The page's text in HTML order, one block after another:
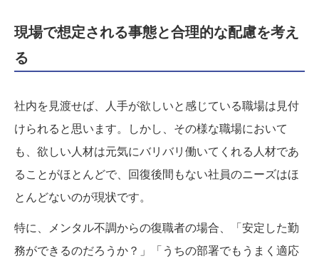
現場で想定される事態と合理的な配慮を考え
る
社内を見渡せば、人手が欲しいと感じている職場は見付
けられると思います。しかし、その様な職場において
も、欲しい人材は元気にバリバリ働いてくれる人材であ
ることがほとんどで、回復後間もない社員のニーズはほ
とんどないのが現状です。
特に、メンタル不調からの復職者の場合、「安定した勤
務ができるのだろうか？」「うちの部署でもうまく適応